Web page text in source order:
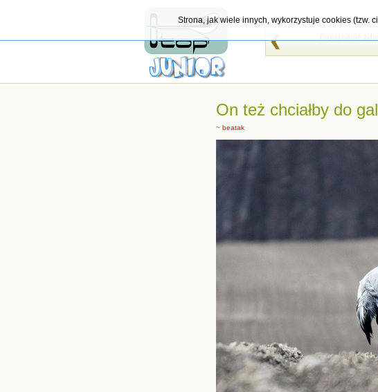
Strona, jak wiele innych, wykorzystuje cookies (tzw.
On też chciałby do
~ beatak